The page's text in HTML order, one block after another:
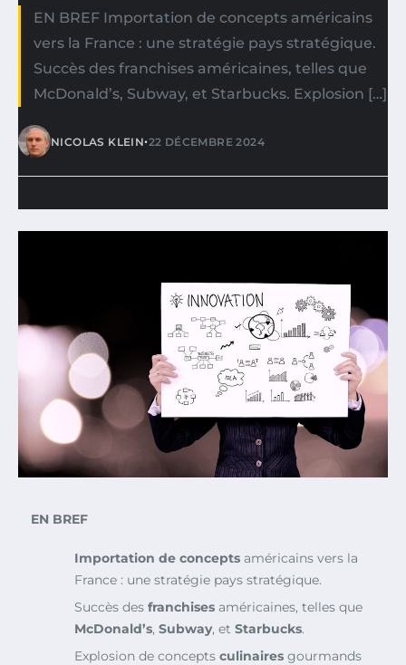
EN BREF Importation de concepts américains
vers la France : une stratégie pays stratégique.
Succès des franchises américaines, telles que
McDonald’s, Subway, et Starbucks. Explosion […]
NICOLAS KLEIN•22 DÉCEMBRE 2024
EN BREF
Importation de concepts américains vers la
France : une stratégie pays stratégique.
Succès des franchises américaines, telles que
McDonald’s, Subway, et Starbucks.
Explosion de concepts culinaires gourmands